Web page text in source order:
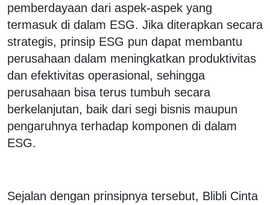
pemberdayaan dari aspek-aspek yang
termasuk di dalam ESG. Jika diterapkan secara
strategis, prinsip ESG pun dapat membantu
perusahaan dalam meningkatkan produktivitas
dan efektivitas operasional, sehingga
perusahaan bisa terus tumbuh secara
berkelanjutan, baik dari segi bisnis maupun
pengaruhnya terhadap komponen di dalam
ESG.
Sejalan dengan prinsipnya tersebut, Blibli Cinta